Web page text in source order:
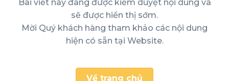
Bài viết này đang được kiểm duyệt nội dung và
sẽ được hiển thị sớm.
Mời Quý khách hàng tham khảo các nội dung
hiện có sẵn tại Website.
Về trang chủ